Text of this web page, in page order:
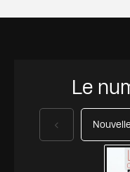
Le
Précédent